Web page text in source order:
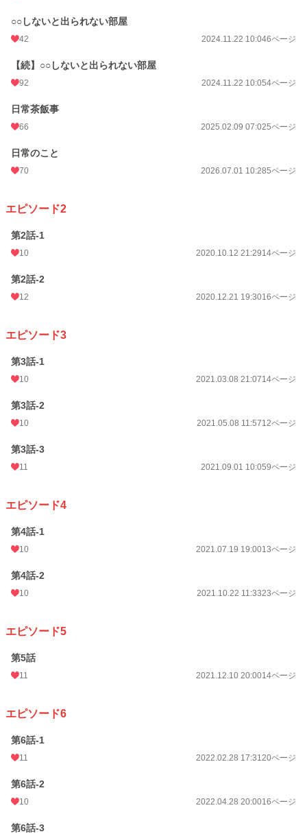
○○しないと出られない部屋
42 2024.11.22 10:046ページ
【続】○○しないと出られない部屋
92 2024.11.22 10:054ページ
日常茶飯事
66 2025.02.09 07:025ページ
日常のこと
70 2026.07.01 10:285ページ
エピソード2
第2話‐1
10 2020.10.12 21:2914ページ
第2話-2
12 2020.12.21 19:3016ページ
エピソード3
第3話‐1
10 2021.03.08 21:0714ページ
第3話-2
10 2021.05.08 11:5712ページ
第3話-3
11 2021.09.01 10:059ページ
エピソード4
第4話-1
10 2021.07.19 19:0013ページ
第4話-2
10 2021.10.22 11:3323ページ
エピソード5
第5話
11 2021.12.10 20:0014ページ
エピソード6
第6話-1
11 2022.02.28 17:3120ページ
第6話-2
10 2022.04.28 20:0016ページ
第6話-3